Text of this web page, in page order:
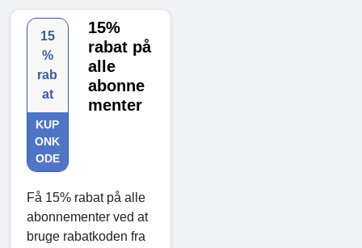
15
%
rab
at
KUP
ONK
ODE
15%
rabat på
alle
abonne
menter
Få 15% rabat på alle
abonnementer ved at
bruge rabatkoden fra